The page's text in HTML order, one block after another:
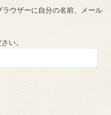
ウザーに自分の名前、メール
い。